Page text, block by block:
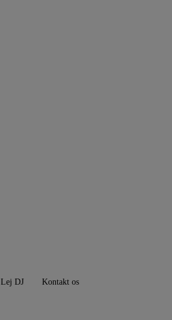
Lej DJ Kontakt os